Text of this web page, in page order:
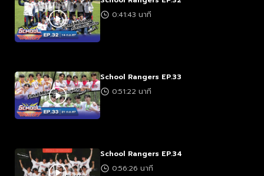
0:41:43 นาที
School Rangers EP.33
0:51:22 นาที
School Rangers EP.34
0:56:26 นาที